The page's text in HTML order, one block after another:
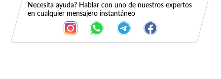
Necesita ayuda? Hablar con uno de nuestros expertos
en cualquier mensajero instantáneo